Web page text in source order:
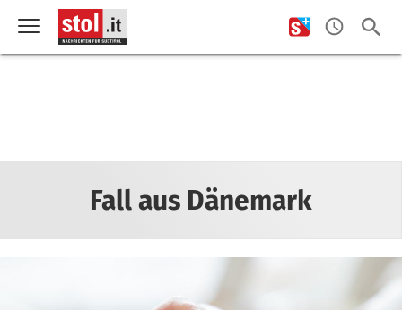
Fall aus Dänemark